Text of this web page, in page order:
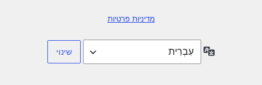
מדיניות פרטיות
שפה